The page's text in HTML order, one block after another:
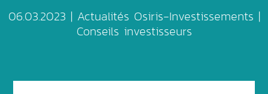
06.03.2023 | Actualités Osiris-Investissements |
Conseils investisseurs